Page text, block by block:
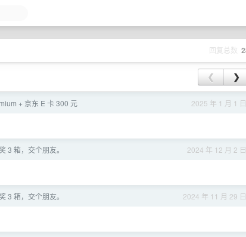
回复总数
❮ ❯
2025 年 1 月 1 日
+ 京东 E 卡 300 元
2024 年 12 月 2 日
3 箱，交个朋友。
2024 年 11 月 29 日
3 箱，交个朋友。